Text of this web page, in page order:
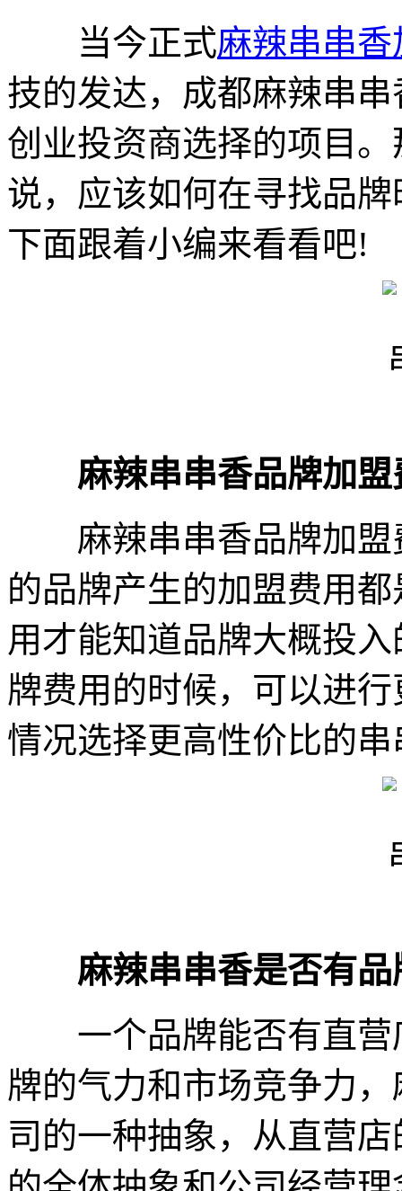
当今正式麻辣串串香
技的发达，成都麻辣串
创业投资商选择的项目
说，应该如何在寻找品
下面跟着小编来看看吧!
麻辣串串香品牌加盟
麻辣串串香品牌加盟
的品牌产生的加盟费用
用才能知道品牌大概投
牌费用的时候，可以进
情况选择更高性价比的
麻辣串串香是否有品
一个品牌能否有直营
牌的气力和市场竞争力
司的一种抽象，从直营